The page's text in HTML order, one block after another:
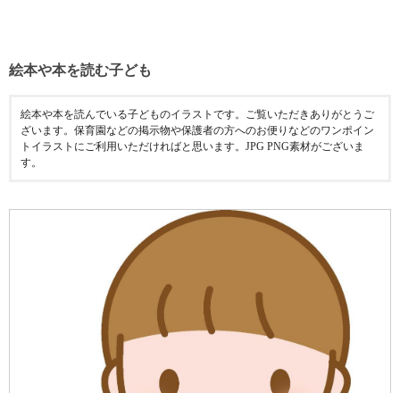
絵本や本を読む子ども
絵本や本を読んでいる子どものイラストです。ご覧いただきありがとうご
ざいます。保育園などの掲示物や保護者の方へのお便りなどのワンポイン
トイラストにご利用いただければと思います。JPG PNG素材がございま
す。